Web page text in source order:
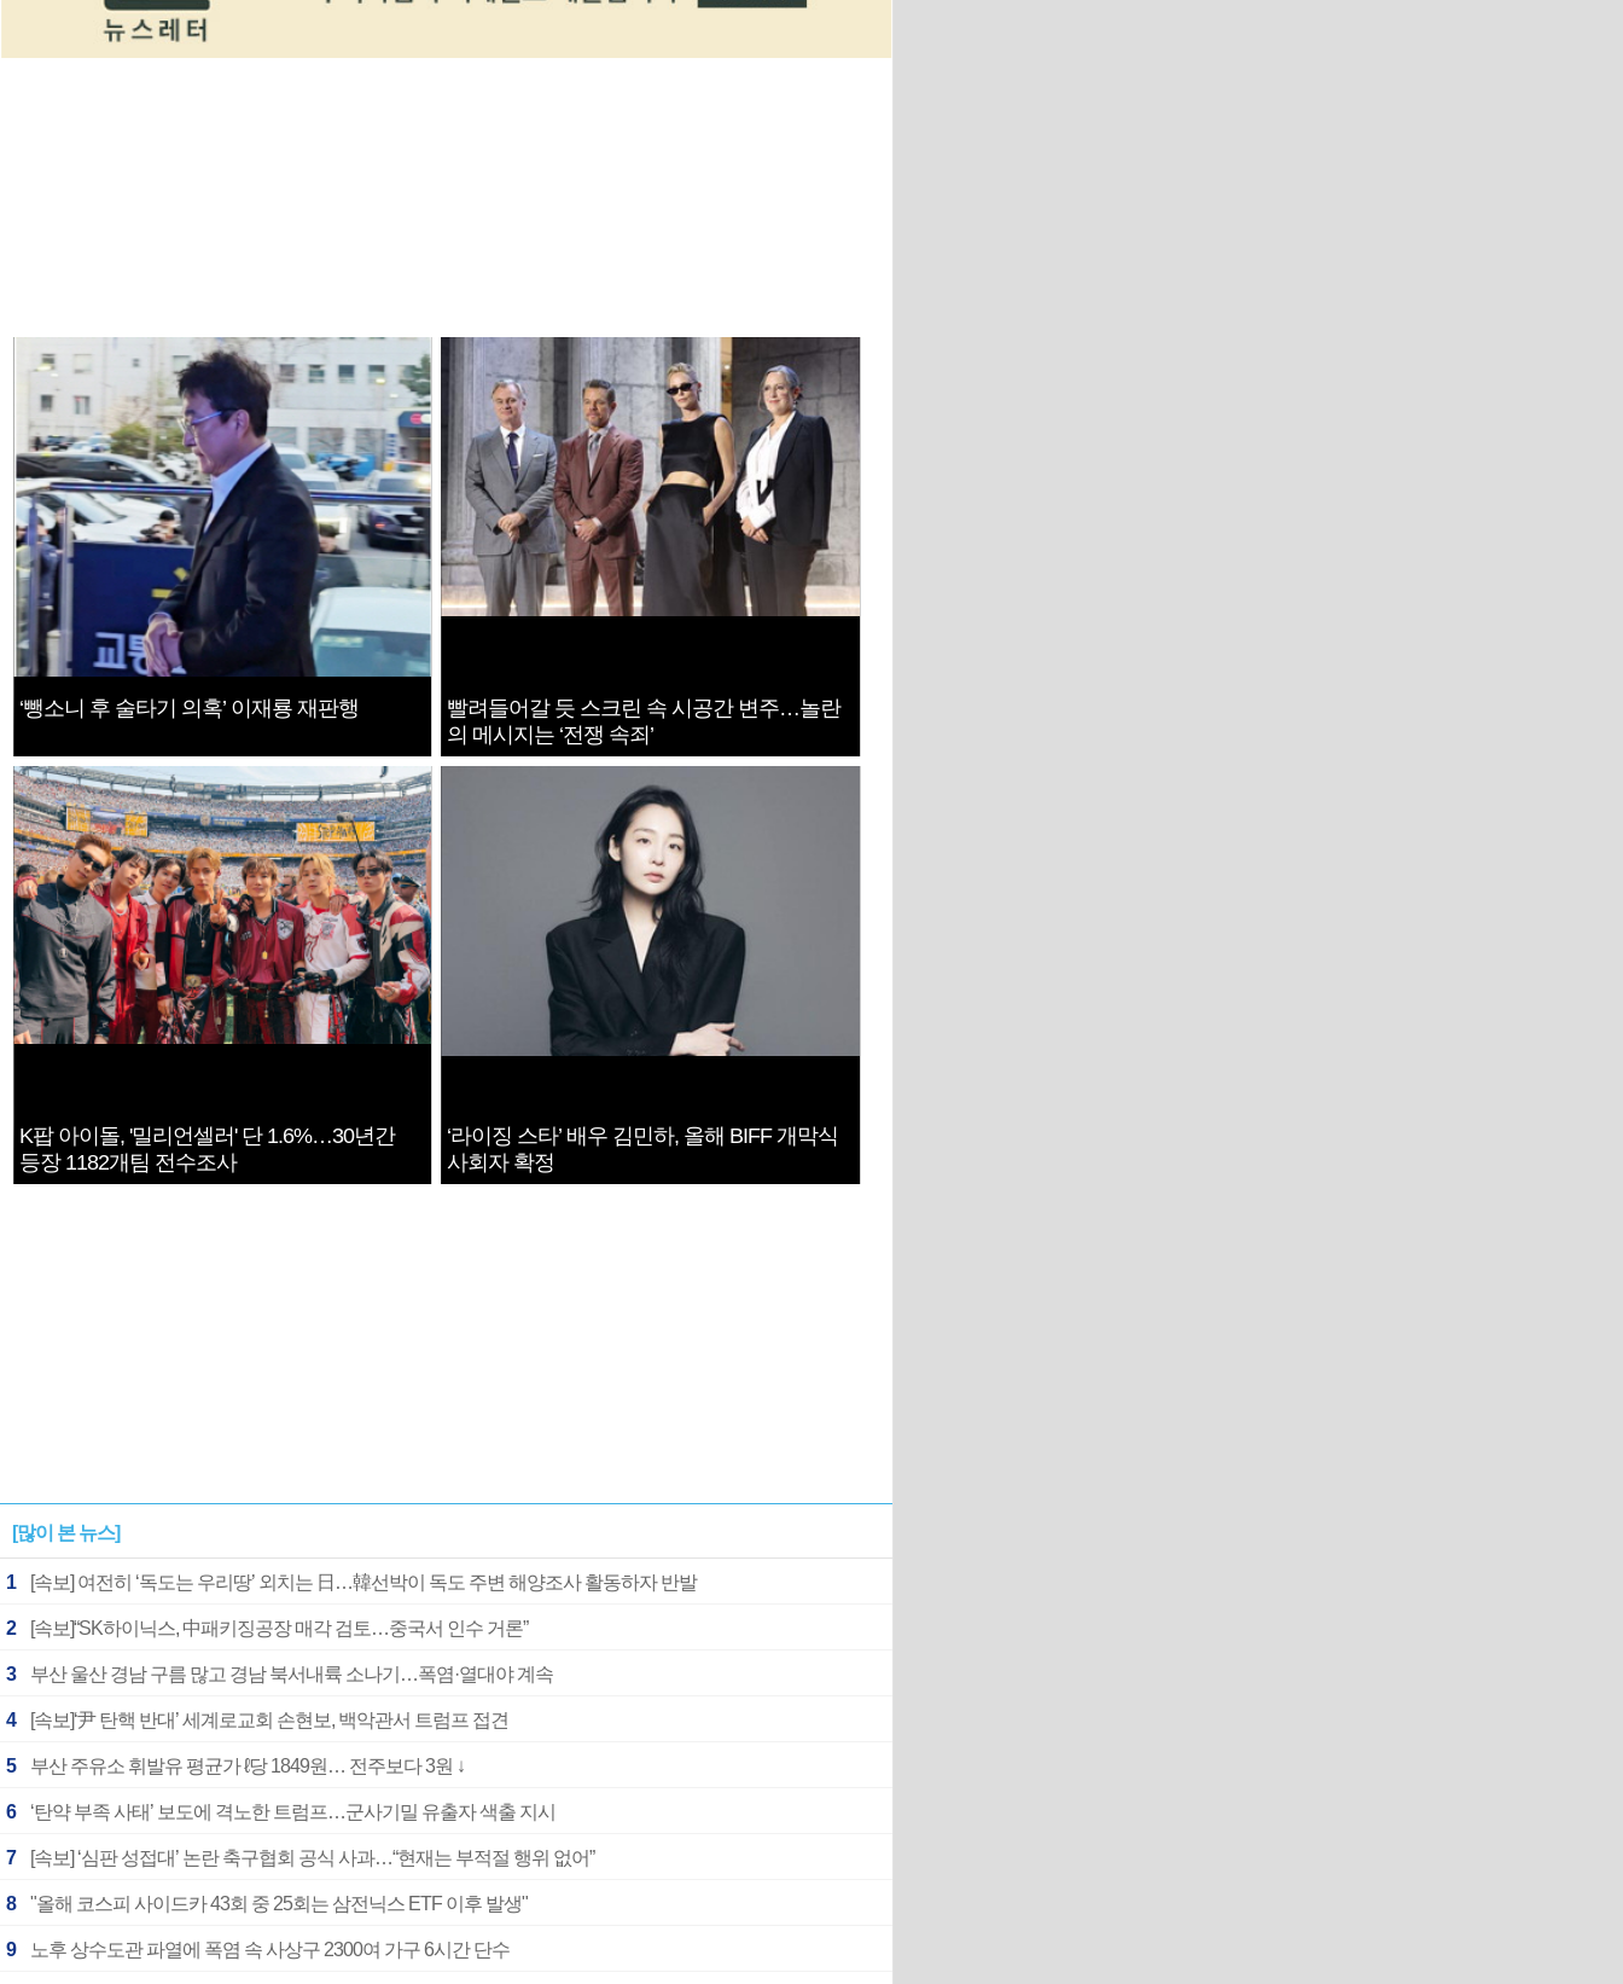
‘뺑소니 후 술타기 의혹’ 이재룡 재판행
빨려들어갈 듯 스크린 속 시공간 변주…놀란
의 메시지는 ‘전쟁 속죄’
K팝 아이돌, '밀리언셀러' 단 1.6%…30년간
등장 1182개팀 전수조사
‘라이징 스타’ 배우 김민하, 올해 BIFF 개막식
사회자 확정
[많이 본 뉴스]
1 [속보] 여전히 ‘독도는 우리땅’ 외치는 日…韓선박이 독도 주변 해양조사 활동하자 반발
2 [속보]“SK하이닉스, 中패키징공장 매각 검토…중국서 인수 거론”
3 부산 울산 경남 구름 많고 경남 북서내륙 소나기…폭염·열대야 계속
4 [속보]‘尹 탄핵 반대’ 세계로교회 손현보, 백악관서 트럼프 접견
5 부산 주유소 휘발유 평균가 ℓ당 1849원… 전주보다 3원 ↓
6 ‘탄약 부족 사태’ 보도에 격노한 트럼프…군사기밀 유출자 색출 지시
7 [속보] ‘심판 성접대’ 논란 축구협회 공식 사과…“현재는 부적절 행위 없어”
8 "올해 코스피 사이드카 43회 중 25회는 삼전닉스 ETF 이후 발생"
9 노후 상수도관 파열에 폭염 속 사상구 2300여 가구 6시간 단수